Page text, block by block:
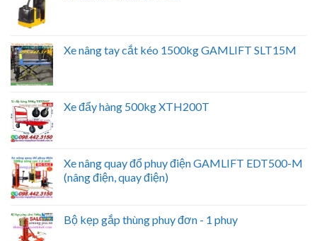
Xe nâng tay cắt kéo 1500kg GAMLIFT SLT15M
Xe đẩy hàng 500kg XTH200T
Xe nâng quay đổ phuy điện GAMLIFT EDT500-M
(nâng điện, quay điện)
Bộ kẹp gắp thùng phuy đơn - 1 phuy